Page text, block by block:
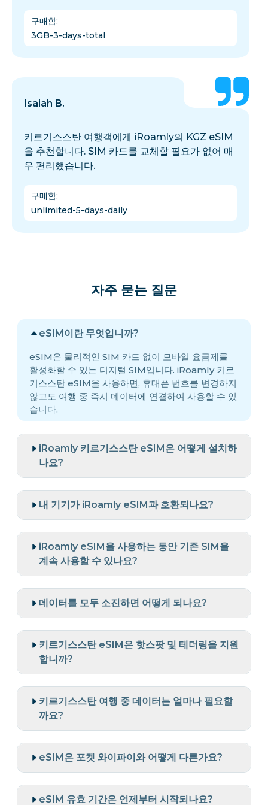
구매함:
3GB-3-days-total
Isaiah B.
키르기스스탄 여행객에게 iRoamly의 KGZ eSIM
을 추천합니다. SIM 카드를 교체할 필요가 없어 매
우 편리했습니다.
구매함:
unlimited-5-days-daily
자주 묻는 질문
eSIM이란 무엇입니까?
eSIM은 물리적인 SIM 카드 없이 모바일 요금제를
활성화할 수 있는 디지털 SIM입니다. iRoamly 키르
기스스탄 eSIM을 사용하면, 휴대폰 번호를 변경하지
않고도 여행 중 즉시 데이터에 연결하여 사용할 수 있
습니다.
iRoamly 키르기스스탄 eSIM은 어떻게 설치하
나요?
내 기기가 iRoamly eSIM과 호환되나요?
iRoamly eSIM을 사용하는 동안 기존 SIM을
계속 사용할 수 있나요?
데이터를 모두 소진하면 어떻게 되나요?
키르기스스탄 eSIM은 핫스팟 및 테더링을 지원
합니까?
키르기스스탄 여행 중 데이터는 얼마나 필요할
까요?
eSIM은 포켓 와이파이와 어떻게 다른가요?
eSIM 유효 기간은 언제부터 시작되나요?